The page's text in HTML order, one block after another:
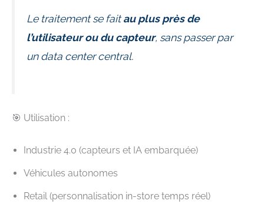
Le traitement se faitau plus près de
l’utilisateur ou du capteur, sans passer par
un data center central.
🎯 Utilisation :
Industrie 4.0 (capteurs et IA embarquée)
Véhicules autonomes
Retail (personnalisation in-store temps réel)